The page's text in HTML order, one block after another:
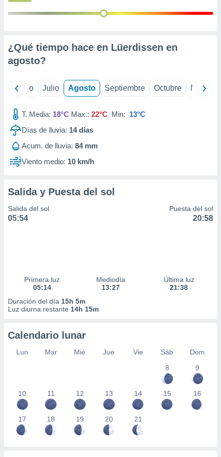
mediante
publicidad
publicidad
1199
¿Qué tiempo hace en Lüerdissen en
agosto?
Junio Julio Agosto Septiembre Octubre
T. Media: 18°C Max.: 22°C Min: 13°C
Días de lluvia: 14días
Acum. de lluvia: 84 mm
Viento medio: 10 km/h
Salida y Puesta del sol
Salida del sol
05:54
Puesta del sol
20:58
Primera luz
05:14
Mediodía
13:27
Última luz
21:38
Duración del día 15h 5m
Luz diurna restante 14h 15m
Calendario lunar
Lun Mar Mié Jue Vie Sáb
Dom
8
9
10 11 12 13 14 15 16
17 18 19 20 21